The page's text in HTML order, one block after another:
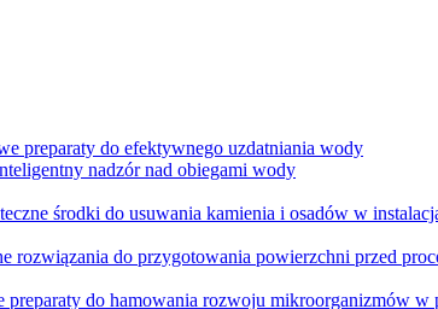
preparaty do efektywnego uzdatniania wody
nadzór nad obiegami wody
środki do usuwania kamienia i osadów w
rozwiązania do przygotowania powierzchni przed
preparaty do hamowania rozwoju mikroorganizmów w